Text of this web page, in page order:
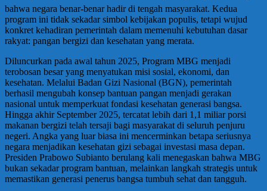
bahwa negara benar-benar hadir di tengah masyarakat. Kedua
program ini tidak sekadar simbol kebijakan populis, tetapi wujud
konkret kehadiran pemerintah dalam memenuhi kebutuhan dasar
rakyat: pangan bergizi dan kesehatan yang merata.
Diluncurkan pada awal tahun 2025, Program MBG menjadi
terobosan besar yang menyatukan misi sosial, ekonomi, dan
kesehatan. Melalui Badan Gizi Nasional (BGN), pemerintah
berhasil mengubah konsep bantuan pangan menjadi gerakan
nasional untuk memperkuat fondasi kesehatan generasi bangsa.
Hingga akhir September 2025, tercatat lebih dari 1,1 miliar porsi
makanan bergizi telah tersaji bagi masyarakat di seluruh penjuru
negeri. Angka yang luar biasa ini mencerminkan betapa seriusnya
negara menjadikan kesehatan gizi sebagai investasi masa depan.
Presiden Prabowo Subianto berulang kali menegaskan bahwa MBG
bukan sekadar program bantuan, melainkan langkah strategis untuk
memastikan generasi penerus bangsa tumbuh sehat dan tangguh.